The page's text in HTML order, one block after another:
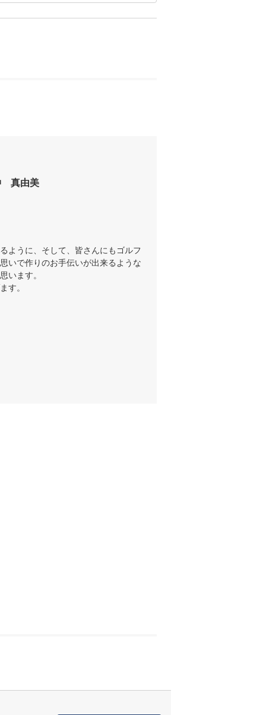
真由美
ように、そして、皆さんにもゴルフ
いで作りのお手伝いが出来るような
います。
す。